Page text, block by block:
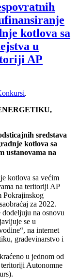
kotlova sa
u
AP
.
sredstava
kotlova sa
ustanovama na
kotlova sa većim
na teritoriji AP
Pokrajinskog
za 2022.
dodeljuju na osnovu
se u
na internet
građevinarstvo i
u jednom od
Autonomne